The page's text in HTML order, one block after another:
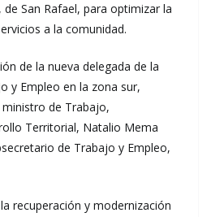
San Rafael, para optimizar la
a la comunidad.
de la nueva delegada de la
y Empleo en la zona sur,
de Trabajo,
Territorial, Natalio Mema
de Trabajo y Empleo,
recuperación y modernización